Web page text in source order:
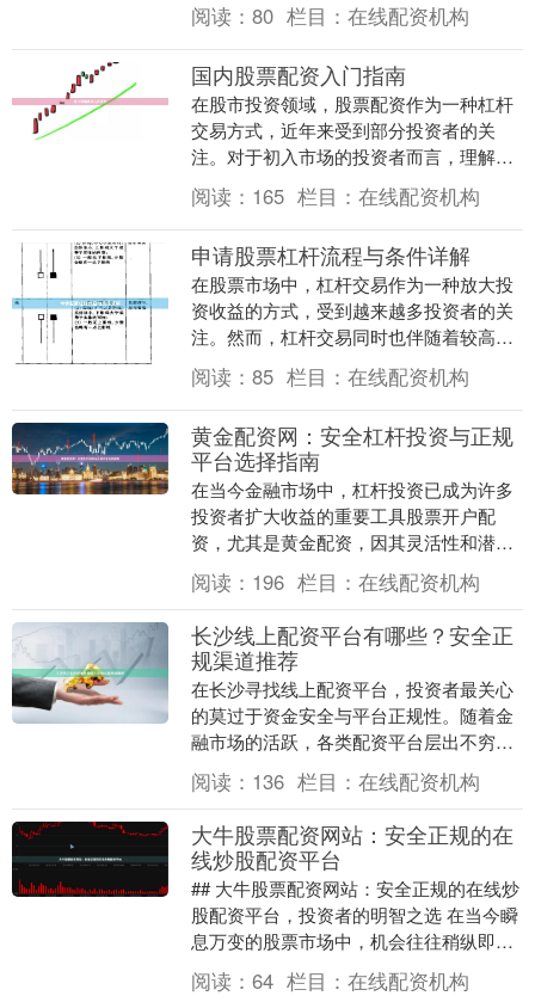
风险控制方法至关....
阅读： 80 栏目： 在线配资机构
国内股票配资入门指南
在股市投资领域，股票配资作为一种杠杆
交易方式，近年来受到部分投资者的关
注。对于初入市场的投资者而言，理解配
资的基本概念、运作模式及潜在风险至关
重要。本文将为您系....
阅读： 165 栏目： 在线配资机构
申请股票杠杆流程与条件详解
在股票市场中，杠杆交易作为一种放大投
资收益的方式，受到越来越多投资者的关
注。然而，杠杆交易同时也伴随着较高的
风险，因此了解申请股票杠杆的具体流程
与条件至关重要。....
阅读： 85 栏目： 在线配资机构
黄金配资网：安全杠杆投资与正规
平台选择指南
在当今金融市场中，杠杆投资已成为许多
投资者扩大收益的重要工具股票开户配
资，尤其是黄金配资，因其灵活性和潜在
高回报而备受关注。然而，高收益往往伴
随着高风险，选择安....
阅读： 196 栏目： 在线配资机构
长沙线上配资平台有哪些？安全正
规渠道推荐
在长沙寻找线上配资平台，投资者最关心
的莫过于资金安全与平台正规性。随着金
融市场的活跃，各类配资平台层出不穷，
但其中鱼龙混杂，选择安全可靠的渠道至
关重要。本文将为....
阅读： 136 栏目： 在线配资机构
大牛股票配资网站：安全正规的在
线炒股配资平台
## 大牛股票配资网站：安全正规的在线炒
股配资平台，投资者的明智之选 在当今瞬
息万变的股票市场中，机会往往稍纵即
逝。充足的资金是把握这些机会的关键，
阅读： 64 栏目： 在线配资机构